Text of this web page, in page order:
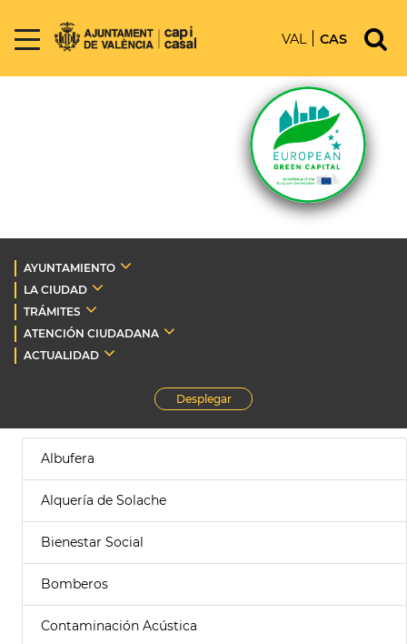
VAL CAS
AYUNTAMIENTO
LA CIUDAD
TRÁMITES
ATENCIÓN CIUDADANA
ACTUALIDAD
Desplegar
Albufera
Alquería de Solache
Bienestar Social
Bomberos
Contaminación Acústica